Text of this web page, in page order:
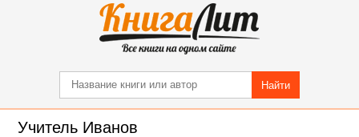
Найти
Учитель Иванов